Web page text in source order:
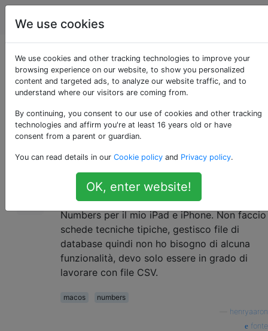
Apple
Numbers può salvare
un file come CSV?
10
Sto provando a passare da Excel a Numbers.
Numbers?
L'idea alla base di questo è che preferisco
avere i miei documenti sul cloud e su
Numbers per il mio iPad e iPhone. Non faccio
schede tecniche tipiche, gestisco file di
database quindi non ho bisogno di alcuna
funzionalità, devo solo essere in grado di
lavorare con file CSV.
macos
numbers
henryaaron
fonte
We use cookies
We use cookies and other tracking technologies to improve your
browsing experience on our website, to show you personalized
content and targeted ads, to analyze our website traffic, and to
understand where our visitors are coming from.
By continuing, you consent to our use of cookies and other tracking
technologies and affirm you're at least 16 years old or have
consent from a parent or guardian.
You can read details in our Cookie policy and Privacy policy.
OK, enter website!